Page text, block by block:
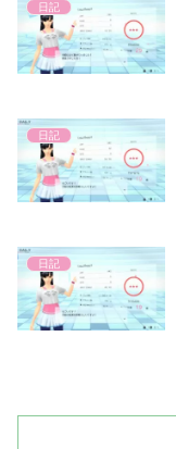
日記
日記
日記